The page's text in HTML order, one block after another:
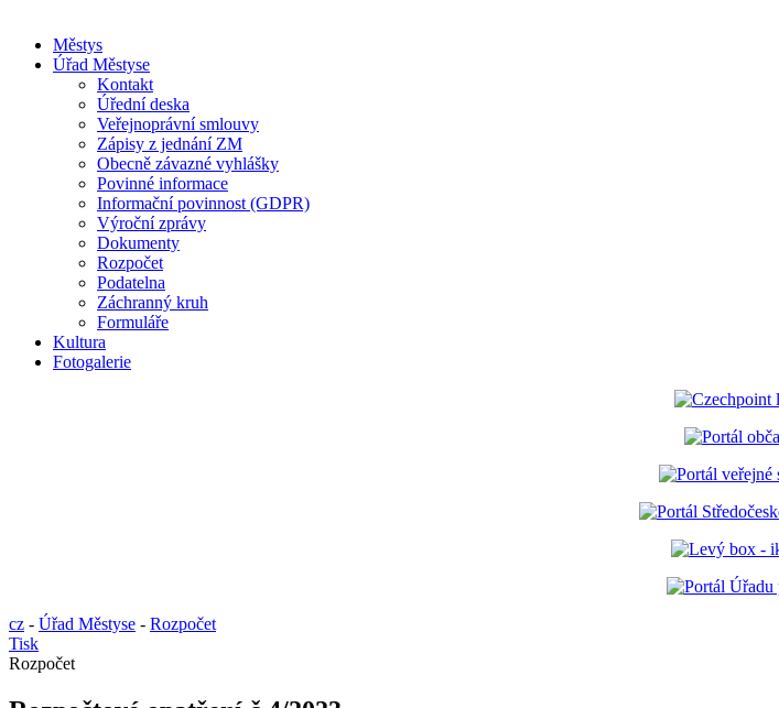
Městys
Úřad Městyse
Kontakt
Úřední deska
Veřejnoprávní smlouvy
Zápisy z jednání ZM
Obecně závazné vyhlášky
Povinné informace
Informační povinnost (GDPR)
Výroční zprávy
Dokumenty
Rozpočet
Podatelna
Záchranný kruh
Formuláře
Kultura
Fotogalerie
cz - Úřad Městyse - Rozpočet
Tisk
Rozpočet